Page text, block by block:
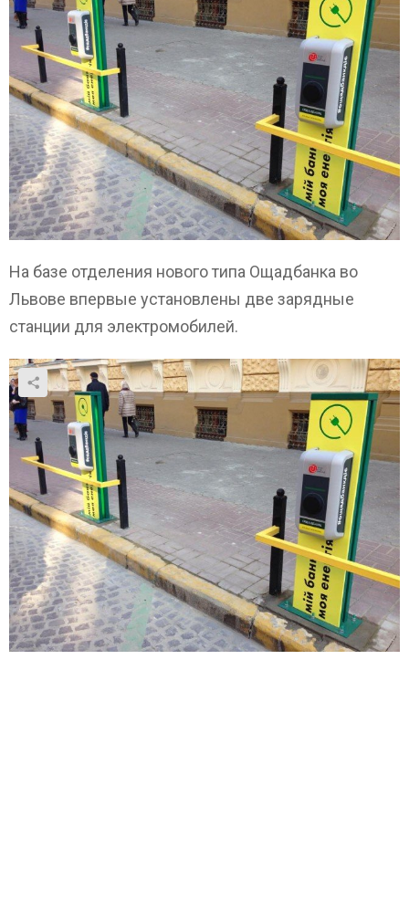
На базе отделения нового типа Ощадбанка во
Львове впервые установлены две зарядные
станции для электромобилей.